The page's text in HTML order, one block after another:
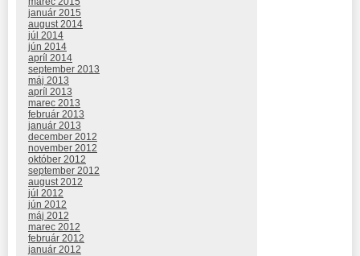
január 2015
august 2014
júl 2014
jún 2014
apríl 2014
september 2013
máj 2013
apríl 2013
marec 2013
február 2013
január 2013
december 2012
november 2012
október 2012
september 2012
august 2012
júl 2012
jún 2012
máj 2012
marec 2012
február 2012
január 2012